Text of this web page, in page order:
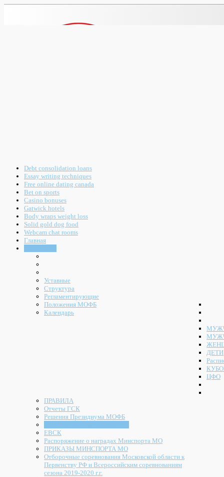
Debt consolidation loans
Essay writing techniques
Free online dating canada
Bet on sports
Casino bonuses
Gatwick hotels
Body wraps weight loss
Solid gold dog food
Webcam chat rooms
Главная
Уставные
Структура
Регламентирующие
Положения МОФБ
Календарь
ДЕТИ
ЦФО
ПРАВИЛА
Отчеты ГСК
Решения Президиума МОФБ
ЕВСК
Распоряжение о наградах Минспорта МО
ПРИКАЗЫ МИНСПОРТА МО
Отборочные соревнования Московской области к
Первенству РФ и Всероссийским соревнованиям
сезона 2019-2020 г.г.